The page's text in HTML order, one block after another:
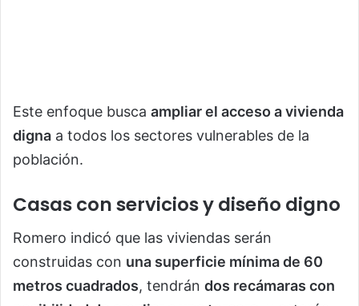
Este enfoque busca ampliar el acceso a vivienda
digna a todos los sectores vulnerables de la
población.
Casas con servicios y diseño digno
Romero indicó que las viviendas serán
construidas con una superficie mínima de 60
metros cuadrados, tendrán dos recámaras con